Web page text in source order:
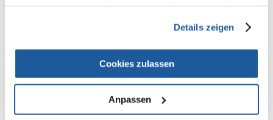
Details zeigen
Cookies zulassen
Anpassen
- Hergestellt aus haustierfreundlichen Materialien,
- Wird zum Greifen und Kauen verwendet,
- Dicke der einzelnen Schnur: 1 cm,